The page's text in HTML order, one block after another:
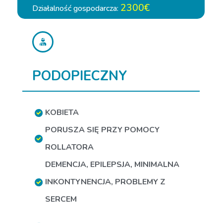
Działalność gospodarcza: 2300€
PODOPIECZNY
KOBIETA
PORUSZA SIĘ PRZY POMOCY
ROLLATORA
DEMENCJA, EPILEPSJA, MINIMALNA
INKONTYNENCJA, PROBLEMY Z
SERCEM